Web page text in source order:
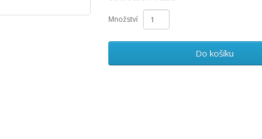
Množství
Do košíku